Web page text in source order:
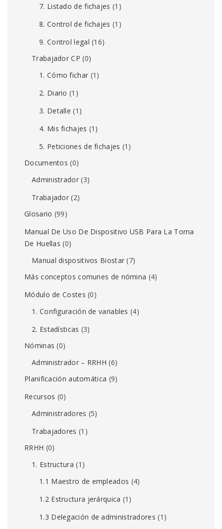
7. Listado de fichajes (1)
8. Control de fichajes (1)
9. Control legal (16)
Trabajador CP (0)
1. Cómo fichar (1)
2. Diario (1)
3. Detalle (1)
4. Mis fichajes (1)
5. Peticiones de fichajes (1)
Documentos (0)
Administrador(3)
Trabajador (2)
Glosario (99)
Manual De Uso De Dispositivo USB Para La Toma
De Huellas (0)
Manual dispositivos Biostar (7)
Más conceptos comunes de nómina (4)
Módulo de Costes (0)
1. Configuración de variables (4)
2. Estadísticas (3)
Nóminas (0)
Administrador – RRHH (6)
Planificación automática (9)
Recursos (0)
Administradores (5)
Trabajadores (1)
RRHH (0)
1. Estructura (1)
1.1 Maestro de empleados (4)
1.2 Estructura jerárquica (1)
1.3 Delegación de administradores (1)